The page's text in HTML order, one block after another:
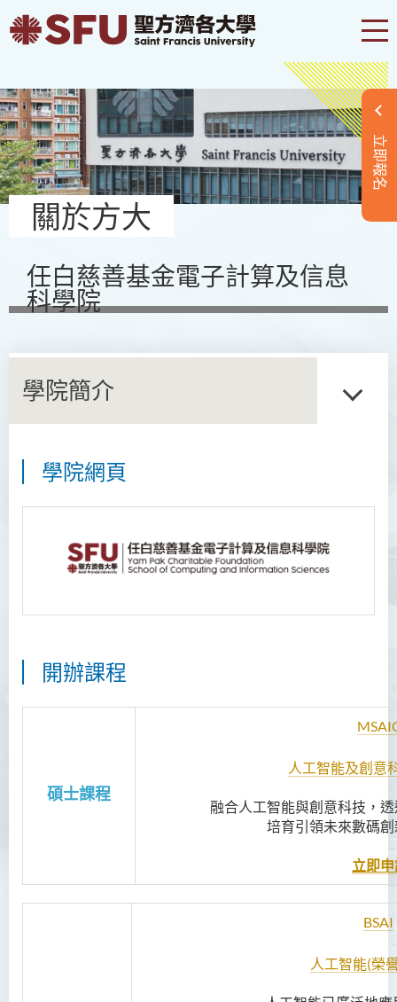
立即報名
關於方大
任白慈善基金電子計算及信息
科學院
學院簡介
學院網頁
開辦課程
碩士課程
人工智能及創意
融合人工智能與創意科技，
培育引領未來數碼
立即
BSAI
人工智能(榮
願景和使命